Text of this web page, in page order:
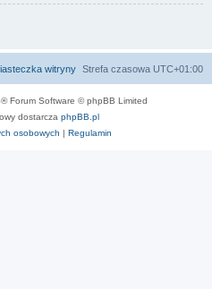
Strefa czasowa UTC+01:00
witryny
® Forum Software © phpBB Limited
dostarcza phpBB.pl
osobowych | Regulamin